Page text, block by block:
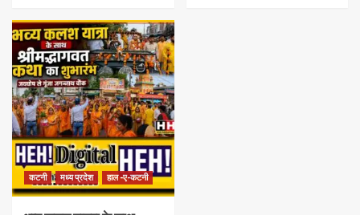
कटनी मध्य प्रदेश हाल -ए-कटनी